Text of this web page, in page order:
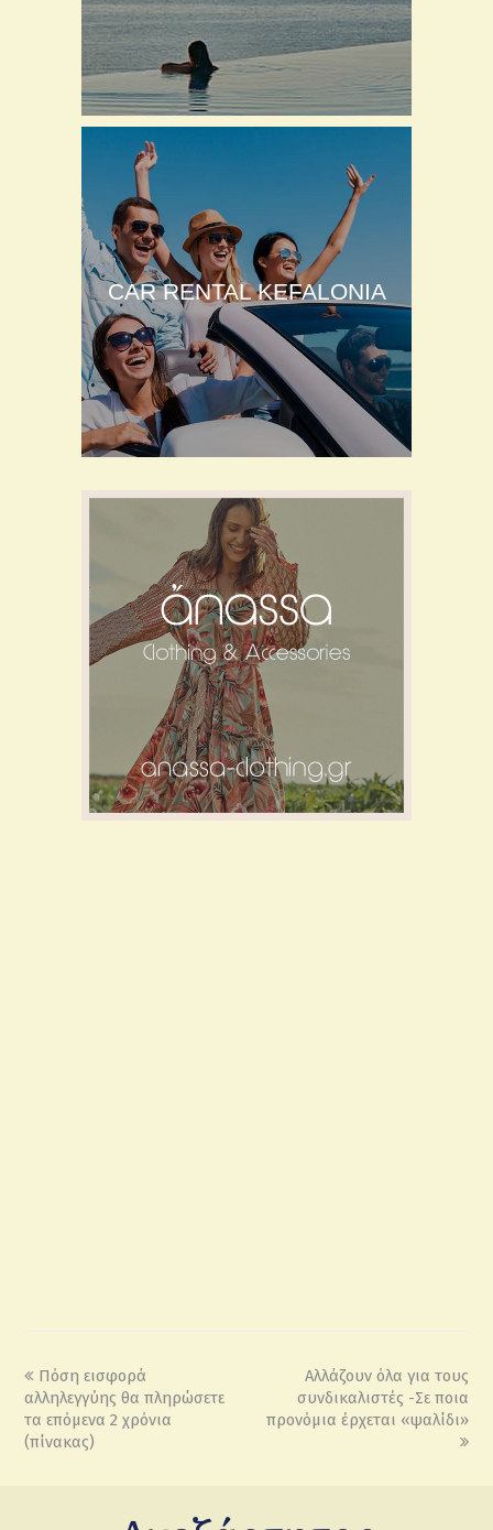
CAR RENTAL KEFALONIA
Πόση εισφορά
αλληλεγγύης θα πληρώσετε
τα επόμενα 2 χρόνια
(πίνακας)
Αλλάζουν όλα για τους
συνδικαλιστές -Σε ποια
προνόμια έρχεται «ψαλίδι»